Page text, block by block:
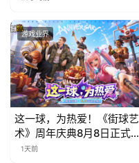
游戏业界
这一球，为热爱！《街球艺
术》周年庆典8月8日正式上
线，多重福利与全新内容同
1天前